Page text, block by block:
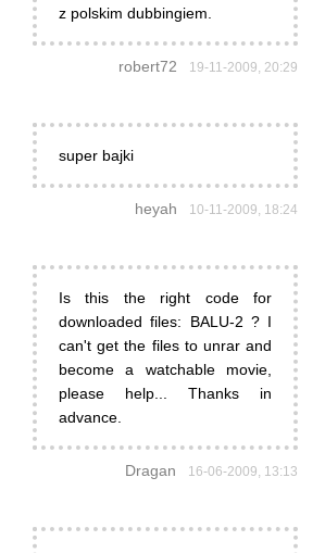
z polskim dubbingiem.
robert72 19-11-2009, 20:29
super bajki
heyah 10-11-2009, 18:24
Is this the right code for
downloaded files: BALU-2 ? I
can't get the files to unrar and
become a watchable movie,
please help... Thanks in
advance.
Dragan 16-06-2009, 13:13